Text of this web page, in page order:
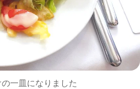
一皿になりました